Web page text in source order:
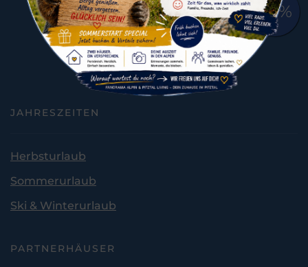
by:
JAHRESZEITEN
Herbsturlaub
Sommerurlaub
Ski & Winterurlaub
PARTNERHÄUSER